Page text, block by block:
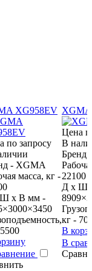
XG958EV
по запросу
- XGMA
масса, кг -
x В мм -
Цена
В
Бренд
22100
Д x Ш
кг -
В
В